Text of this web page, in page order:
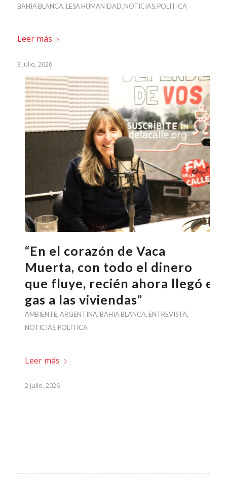
BAHIA BLANCA, LESA HUMANIDAD, NOTICIAS, POLÍTICA
Leer más
3 julio, 2026
“En el corazón de Vaca
Muerta, con todo el dinero
que fluye, recién ahora llegó el
gas a las viviendas”
AMBIENTE,ARGENTINA, BAHIA BLANCA, ENTREVISTA,
NOTICIAS, POLÍTICA
Leer más
2 julio, 2026